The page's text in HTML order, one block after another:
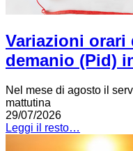
Variazioni
demanio (Pid)
Nel mese di agosto il
mattutina
29/07/2026
Leggi il resto…